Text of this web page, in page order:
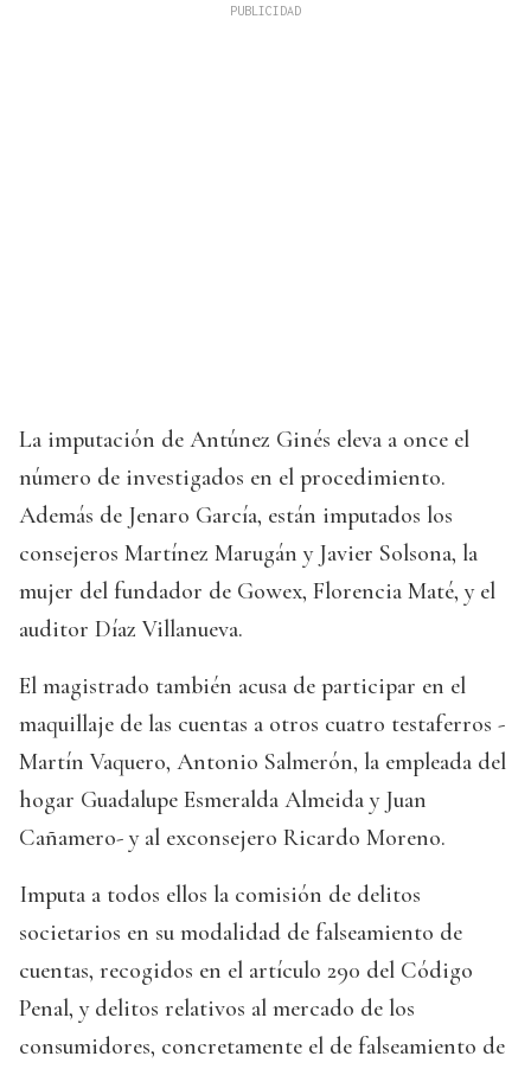
La imputación de Antúnez Ginés eleva a once el
número de investigados en el procedimiento.
Además de Jenaro García, están imputados los
consejeros Martínez Marugán y Javier Solsona, la
mujer del fundador de Gowex, Florencia Maté, y el
auditor Díaz Villanueva.
El magistrado también acusa de participar en el
maquillaje de las cuentas a otros cuatro testaferros -
Martín Vaquero, Antonio Salmerón, la empleada del
hogar Guadalupe Esmeralda Almeida y Juan
Cañamero- y al exconsejero Ricardo Moreno.
Imputa a todos ellos la comisión de delitos
societarios en su modalidad de falseamiento de
cuentas, recogidos en el artículo 290 del Código
Penal, y delitos relativos al mercado de los
consumidores, concretamente el de falseamiento de